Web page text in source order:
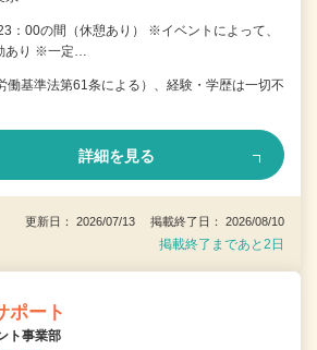
：00の間（休憩あり） ※イベントによって、
あり ※一定…
働基準法第61条による）、経験・学歴は一切不
詳細を見る
更新日： 2026/07/13 掲載終了日： 2026/08/10
掲載終了まであと2日
ポート
ト事業部